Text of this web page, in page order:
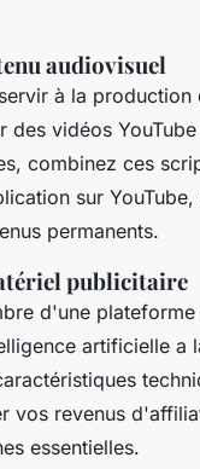
audiovisuel
à la
des vidéos
combinez ces
sur
permanents.
publicitaire
d'une
artificielle
vos revenus
essentielles.